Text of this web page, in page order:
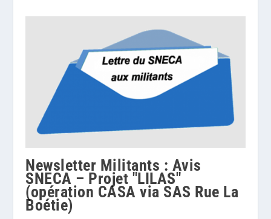
Newsletter Militants : Avis
SNECA – Projet "LILAS"
(opération CASA via SAS Rue La
Boétie)